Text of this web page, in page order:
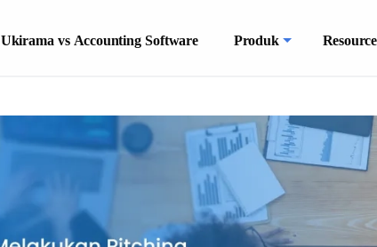
Ukirama vs Accounting Software Produk